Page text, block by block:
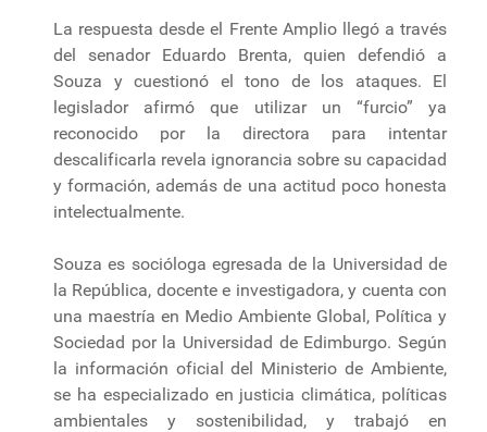
La respuesta desde el Frente Amplio llegó a través
del senador Eduardo Brenta, quien defendió a
Souza y cuestionó el tono de los ataques. El
legislador afirmó que utilizar un “furcio” ya
reconocido por la directora para intentar
descalificarla revela ignorancia sobre su capacidad
y formación, además de una actitud poco honesta
intelectualmente.
Souza es socióloga egresada de la Universidad de
la República, docente e investigadora, y cuenta con
una maestría en Medio Ambiente Global, Política y
Sociedad por la Universidad de Edimburgo. Según
la información oficial del Ministerio de Ambiente,
se ha especializado en justicia climática, políticas
ambientales y sostenibilidad, y trabajó en